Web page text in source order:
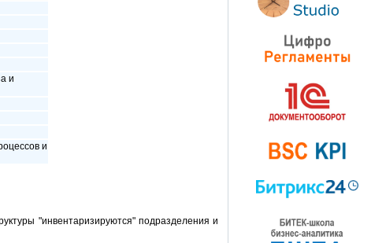
и
и
"инвентаризируются" подразделения и